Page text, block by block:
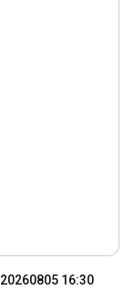
20260805 16:30